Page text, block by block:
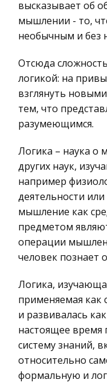
Литература,
Техника
Налоговое
Экологическое
Физика
Теория
Философия
России
Ценные бумаги
Гражданское
Трудовое
История
стран
Транспорт
Банковское
которых, как и в
Древнерусское
Естественно,
региона имело
испытывало
государств.
восприняла
Разработка
Введение
информационных
реализации
ее представления
Федерального
Произошедшие
существенно
статусе и
внутренним
теперь стал её
высказывает об
мышлении - то,
необычным и без
Отсюда
логикой: на
взглянуть
тем, что
разумеющимся.
Логика – наука о
других наук,
например
деятельности или
мышление как
предметом
операции
человек познает
Логика,
применяемая как
и развивалась
настоящее время
систему знаний,
относительно
формальную и